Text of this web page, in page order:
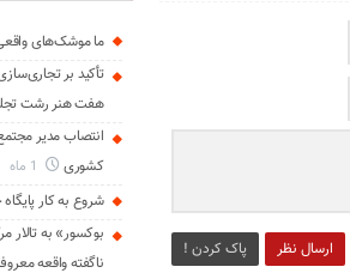
ارسال نظر پاک کردن !
ما موشک‌های
تأکید بر
هفت هنر رشت
انتصاب مدیر
کشوری
شروع به کار
بوکسور» به تالار
ناگفته واقعه